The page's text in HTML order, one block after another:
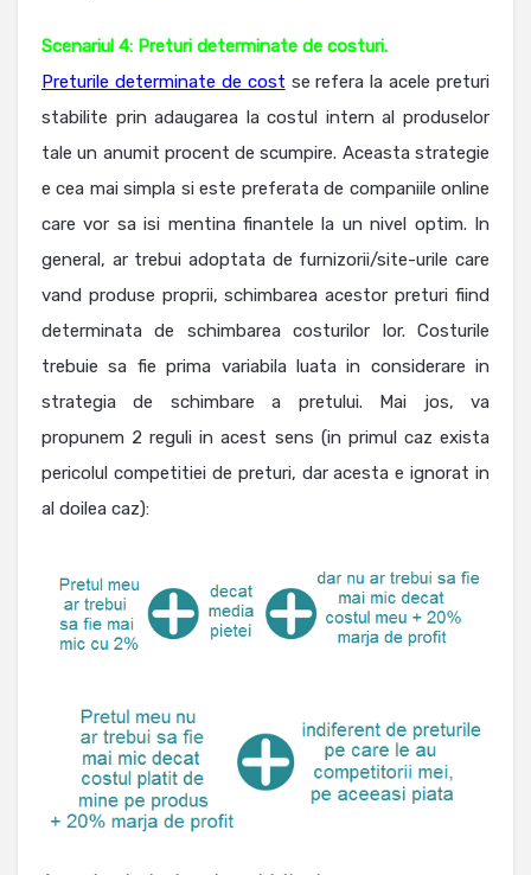
Scenariul 4: Preturi determinate de costuri.
Preturile determinate de cost se refera la acele preturi
stabilite prin adaugarea la costul intern al produselor
tale un anumit procent de scumpire. Aceasta strategie
e cea mai simpla si este preferata de companiile online
care vor sa isi mentina finantele la un nivel optim. In
general, ar trebui adoptata de furnizorii/site-urile care
vand produse proprii, schimbarea acestor preturi fiind
determinata de schimbarea costurilor lor. Costurile
trebuie sa fie prima variabila luata in considerare in
strategia de schimbare a pretului. Mai jos, va
propunem 2 reguli in acest sens (in primul caz exista
pericolul competitiei de preturi, dar acesta e ignorat in
al doilea caz):